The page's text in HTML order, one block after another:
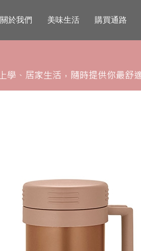
關於我們 美味生活 購買通路